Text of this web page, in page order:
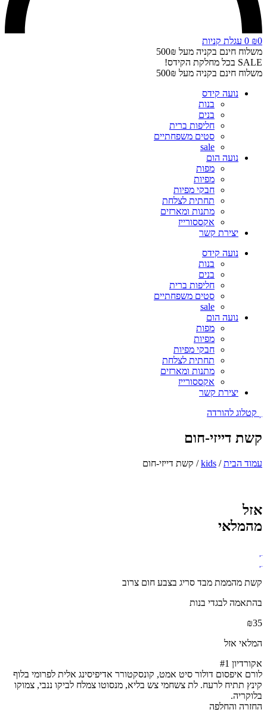
₪0
0 עגלת קניות
משלוח חינם בקניה מעל 500₪
SALE בכל מחלקת הקידס!
משלוח חינם בקניה מעל 500₪
נועה קידס
בנות
בנים
חליפות ברית
סטים משפחתיים
sale
נועה הום
מפות
מפיות
חבקי מפיות
תחתית לצלחת
מתנות ומארזים
אקססורייז
יצירת קשר
נועה קידס
בנות
בנים
חליפות ברית
סטים משפחתיים
sale
נועה הום
מפות
מפיות
חבקי מפיות
תחתית לצלחת
מתנות ומארזים
אקססורייז
יצירת קשר
קטלוג להורדה
קשת דייזי-חום
עמוד הבית/
kids/ קשת דייזי-חום
אזל
מהמלאי
קשת מהממת מבד סריג בצבע חום צרוב
בהתאמה לבגדי בנות
₪35
המלאי אזל
אקורדיון #1
לורם איפסום דולור סיט אמט, קונסקטורר אדיפיסינג אלית לפרומי בלוף
קינץ תתיח לרעח. לת צשחמי צש בליא, מנסוטו צמלח לביקו ננבי, צמוקו
בלוקריה.
החזרה והחלפה